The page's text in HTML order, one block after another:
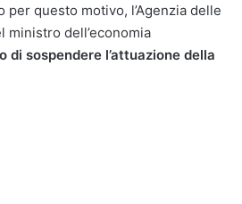
questo motivo, l’Agenzia delle
ministro dell’economia
di sospendere l’attuazione della